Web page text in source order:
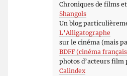
Chroniques de films
Shangols
Un blog
L’Alligatographe
sur le cinéma (mais
BDFF (cinéma
photos d’acteurs film
Calindex